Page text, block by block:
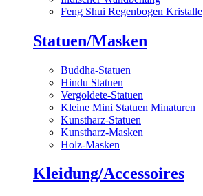
Feng Shui Regenbogen Kristalle
Statuen/Masken
Buddha-Statuen
Hindu Statuen
Vergoldete-Statuen
Kleine Mini Statuen Minaturen
Kunstharz-Statuen
Kunstharz-Masken
Holz-Masken
Kleidung/Accessoires